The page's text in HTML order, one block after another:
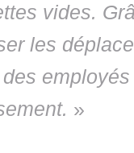
vides.
les
»